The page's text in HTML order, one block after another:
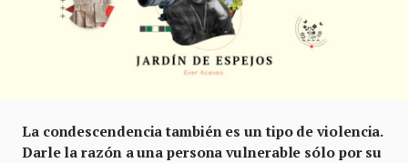
La condescendencia también es un tipo de violencia.
Darle la razón a una persona vulnerable sólo por su